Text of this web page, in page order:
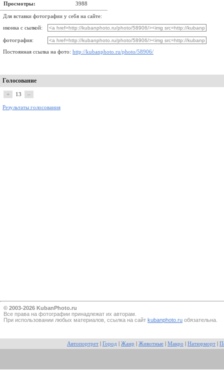
Просмотры: 3988
Для вставки фотографии у себя на сайте:
иконка с сылкой:
фотография:
Постоянная ссылка на фото: http://kubanphoto.ru/photo/58906/
Голосование
+ 13 –
Результаты голосования
© 2003-2026 KubanPhoto.ru
Все прaва на фотографии принадлежат их авторам.
При использовании любых материалов, ссылка на сайт kubanphoto.ru обязательна.
Автопортрет Город Жанр Животные Макро Натюрморт